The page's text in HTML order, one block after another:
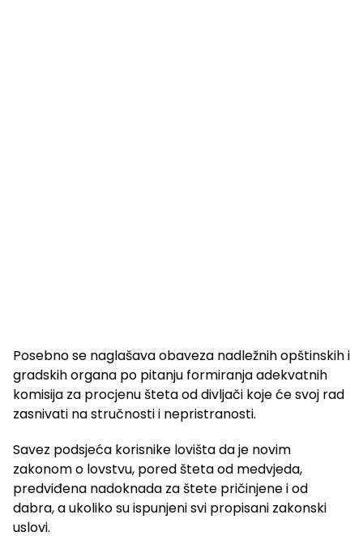
Posebno se naglašava obaveza nadležnih opštinskih i
gradskih organa po pitanju formiranja adekvatnih
komisija za procjenu šteta od divljači koje će svoj rad
zasnivati na stručnosti i nepristranosti.
Savez podsjeća korisnike lovišta da je novim
zakonom o lovstvu, pored šteta od medvjeda,
predviđena nadoknada za štete pričinjene i od
dabra, a ukoliko su ispunjeni svi propisani zakonski
uslovi.